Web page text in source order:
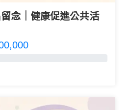
念｜健康促進公共活